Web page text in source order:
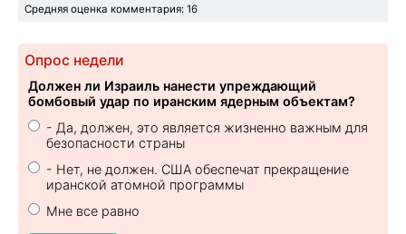
Средняя оценка комментария: 16
Опрос недели
Должен ли Израиль нанести упреждающий
бомбовый удар по иранским ядерным объектам?
- Да, должен, это является жизненно важным для
безопасности страны
- Нет, не должен. США обеспечат прекращение
иранской атомной программы
Мне все равно